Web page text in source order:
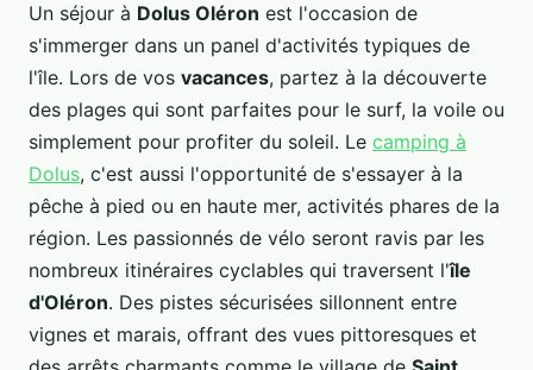
Un séjour à Dolus Oléron est l'occasion de
s'immerger dans un panel d'activités typiques de
l'île. Lors de vos vacances, partez à la découverte
des plages qui sont parfaites pour le surf, la voile ou
simplement pour profiter du soleil. Le camping à
Dolus, c'est aussi l'opportunité de s'essayer à la
pêche à pied ou en haute mer, activités phares de la
région. Les passionnés de vélo seront ravis par les
nombreux itinéraires cyclables qui traversent l'île
d'Oléron. Des pistes sécurisées sillonnent entre
vignes et marais, offrant des vues pittoresques et